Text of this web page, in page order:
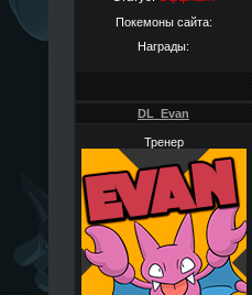
Покемоны сайта:
Награды:
DL_Evan
Тренер